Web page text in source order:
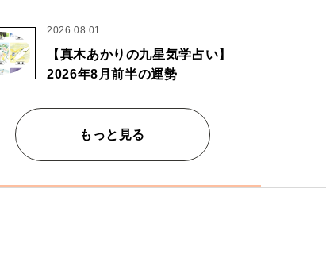
ワー麺
2026.08.01
【真木あかりの九星気学占い】
2026年8月前半の運勢
もっと見る